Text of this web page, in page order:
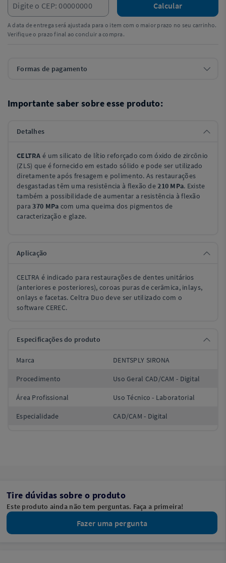
Calcular
A data de entrega será ajustada para o item com o maior prazo no seu carrinho.
Verifique o prazo final ao concluir a compra.
Formas de pagamento
Importante saber sobre esse produto:
Detalhes
CELTRA é um silicato de lítio reforçado com óxido de zircônio
(ZLS) que é fornecido em estado sólido e pode ser utilizado
diretamente após fresagem e polimento. As restaurações
desgastadas têm uma resistência à flexão de 210 MPa. Existe
também a possibilidade de aumentar a resistência à flexão
para370 MPa com uma queima dos pigmentos de
caracterização e glaze.
Aplicação
CELTRA é indicado para restaurações de dentes unitários
(anteriores e posteriores), coroas puras de cerâmica, inlays,
onlays e facetas. Celtra Duo deve ser utilizado com o
software CEREC.
Especificações do produto
Marca DENTSPLY SIRONA
Procedimento Uso Geral CAD/CAM - Digital
Área Profissional Uso Técnico - Laboratorial
Especialidade CAD/CAM - Digital
Tire dúvidas sobre o produto
Este produto ainda não tem perguntas. Faça a primeira!
Fazer uma pergunta